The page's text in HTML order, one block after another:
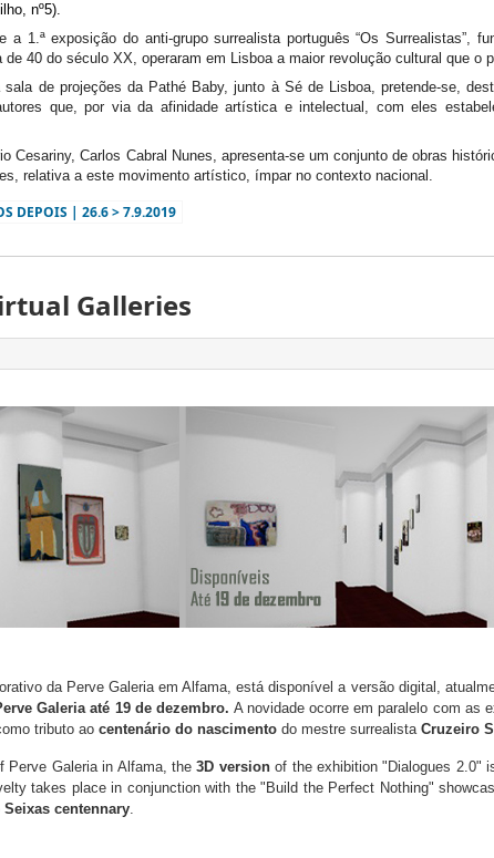
nº5).
1.ª exposição do anti-grupo surrealista português “Os Surrealistas”,
40 do século XX, operaram em Lisboa a maior revolução cultural que o
de projeções da Pathé Baby, junto à Sé de Lisboa, pretende-se,
que, por via da afinidade artística e intelectual, com eles
Cesariny, Carlos Cabral Nunes, apresenta-se um conjunto de obras
relativa a este movimento artístico, ímpar no contexto nacional.
DEPOIS | 26.6 > 7.9.2019
Galleries
da Perve Galeria em Alfama, estádisponível a versão digital,
Galeria até 19 de dezembro. A novidade ocorre em paralelo com as
tributo ao centenário do nascimentodo mestre surrealista Cruzeiro
Perve Galeria in Alfama, the3D versionof the exhibition"Dialogues 2.0"
takes place in conjunction with the"Build the Perfect Nothing"
Seixas centennary.